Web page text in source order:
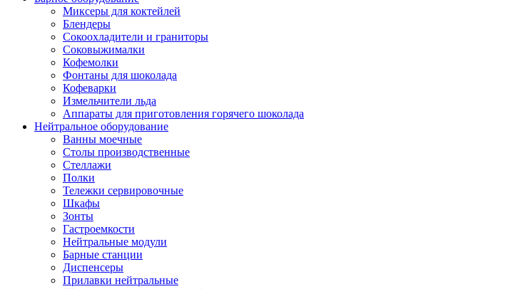
Миксеры для коктейлей
Блендеры
Сокоохладители и граниторы
Соковыжималки
Кофемолки
Фонтаны для шоколада
Кофеварки
Измельчители льда
Аппараты для приготовления горячего шоколада
Нейтральное оборудование
Ванны моечные
Столы производственные
Стеллажи
Полки
Тележки сервировочные
Шкафы
Зонты
Гастроемкости
Нейтральные модули
Барные станции
Диспенсеры
Прилавки нейтральные